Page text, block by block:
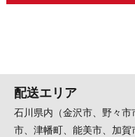
配送エリア
石川県内（金沢市、野々
市、津幡町、能美市、加賀